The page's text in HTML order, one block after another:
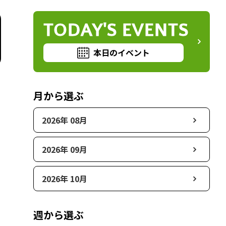
TODAY'S EVENTS
本日のイベント
月から選ぶ
2026年 08月
2026年 09月
2026年 10月
週から選ぶ